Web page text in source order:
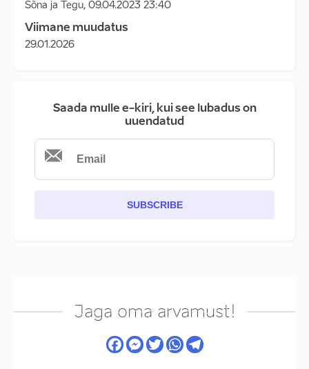
Sõna ja Tegu, 09.04.2023 23:40
Viimane muudatus
29.01.2026
Saada mulle e-kiri, kui see lubadus on
uuendatud
SUBSCRIBE
Jaga oma arvamust!